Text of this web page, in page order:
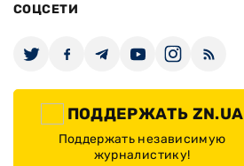
СОЦСЕТИ
ПОДДЕРЖАТЬ ZN.UA
Поддержать независимую
журналистику!